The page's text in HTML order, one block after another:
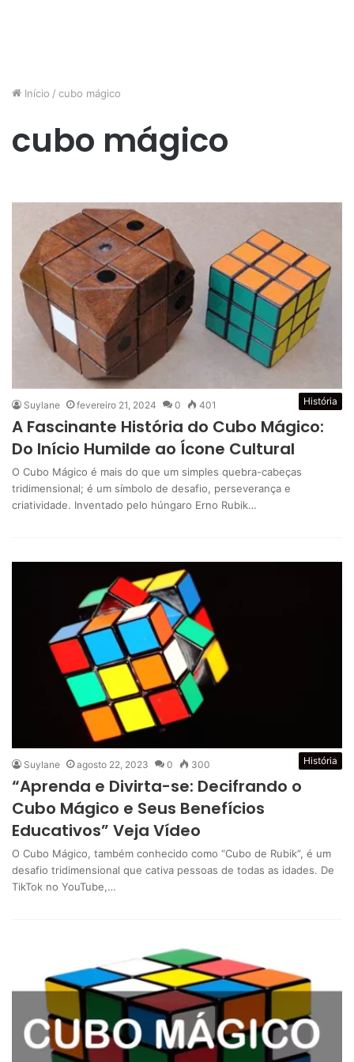
Início / cubo mágico
cubo mágico
História
Suylane fevereiro 21, 2024 0 401
A Fascinante História do Cubo Mágico:
Do Início Humilde ao Ícone Cultural
O Cubo Mágico é mais do que um simples quebra-cabeças
tridimensional; é um símbolo de desafio, perseverança e
criatividade. Inventado pelo húngaro Erno Rubik…
História
Suylane agosto 22, 2023 0 300
“Aprenda e Divirta-se: Decifrando o
Cubo Mágico e Seus Benefícios
Educativos” Veja Vídeo
O Cubo Mágico, também conhecido como “Cubo de Rubik”, é um
desafio tridimensional que cativa pessoas de todas as idades. De
TikTok no YouTube,…